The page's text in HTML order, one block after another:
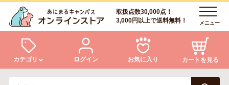
取扱点数30,000点！
3,000円以上で送料無料！
メニュー
カテゴリ ログイン お気に入り カートを見る